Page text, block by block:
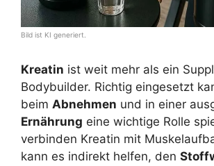
Bild ist KI generiert.
Kreatin ist weit mehr als ein
Bodybuilder. Richtig eingesetzt
beim Abnehmen und in einer
Ernährung eine wichtige Rolle
verbinden Kreatin mit
kann es indirekt helfen, den